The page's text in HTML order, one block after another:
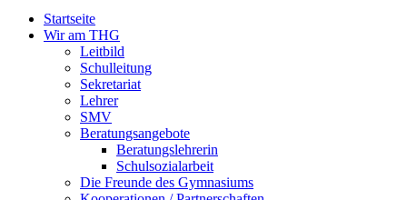
Startseite
Wir am THG
Leitbild
Schulleitung
Sekretariat
Lehrer
SMV
Beratungsangebote
Beratungslehrerin
Schulsozialarbeit
Die Freunde des Gymnasiums